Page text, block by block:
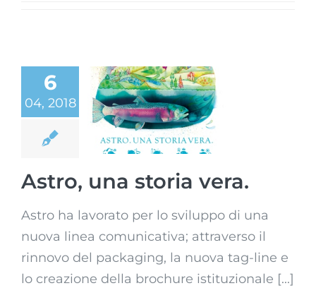
6
04, 2018
Astro, una
storia vera.
Astro, una storia vera.
Astro ha lavorato per lo sviluppo di una
nuova linea comunicativa; attraverso il
rinnovo del packaging, la nuova tag-line e
lo creazione della brochure istituzionale [...]